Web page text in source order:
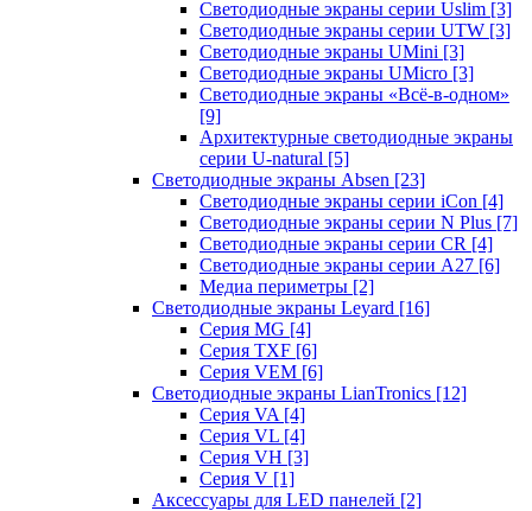
Светодиодные экраны серии Uslim [3]
Светодиодные экраны серии UTW [3]
Светодиодные экраны UMini [3]
Светодиодные экраны UMicro [3]
Светодиодные экраны «Всё-в-одном»
[9]
Архитектурные светодиодные экраны
серии U-natural [5]
Светодиодные экраны Absen [23]
Светодиодные экраны серии iCon [4]
Светодиодные экраны серии N Plus [7]
Светодиодные экраны серии CR [4]
Светодиодные экраны серии А27 [6]
Медиа периметры [2]
Светодиодные экраны Leyard [16]
Серия MG [4]
Серия TXF [6]
Серия VEM [6]
Светодиодные экраны LianTronics [12]
Серия VA [4]
Серия VL [4]
Серия VH [3]
Серия V [1]
Аксессуары для LED панелей [2]